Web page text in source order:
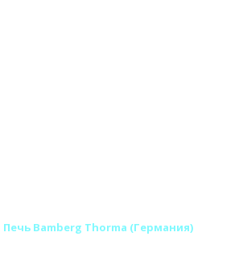
Печь Bamberg Thorma (Германия)